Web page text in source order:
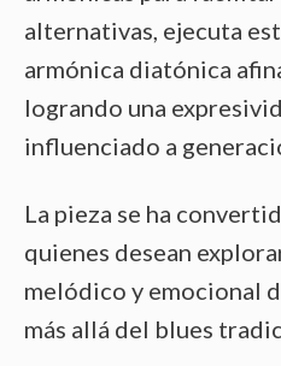
alternativas, ejecuta
armónica diatónica
logrando una
influenciado a
La pieza se ha
quienes desean
melódico y emocional
más allá del blues